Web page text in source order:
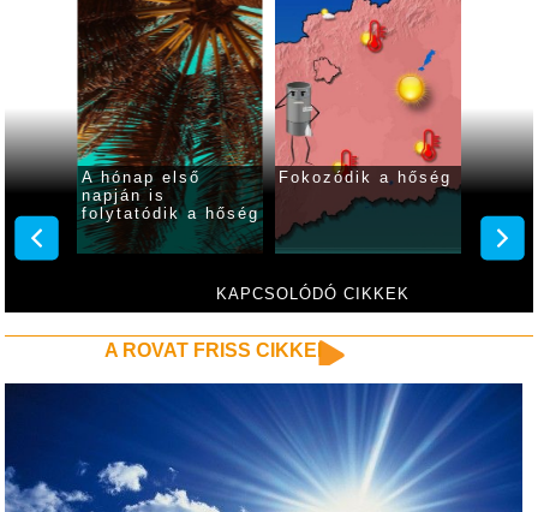
KAPCSOLÓDÓ CIKKEK
A hónap első
napján is
folytatódik a hőség
Fokozódik a hőség
A ROVAT FRISS CIKKEI